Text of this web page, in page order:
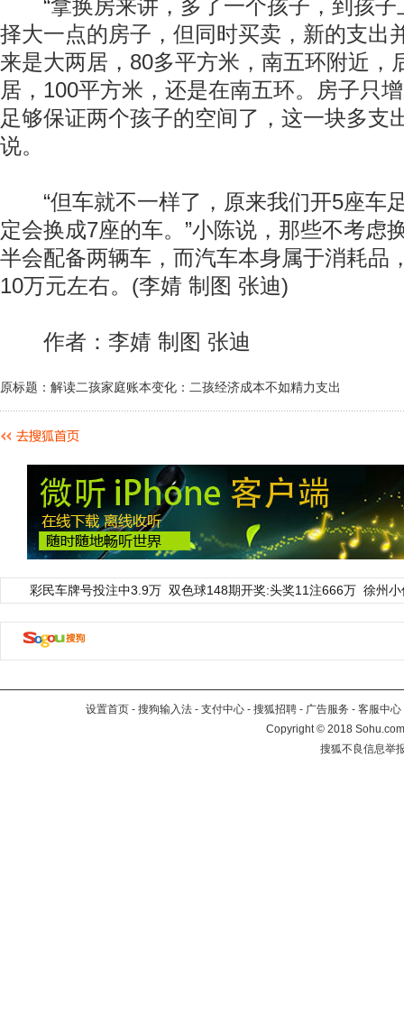
“拿换房来讲，多了一个孩子，到孩子
择大一点的房子，但同时买卖，新的支出
来是大两居，80多平方米，南五环附近，
居，100平方米，还是在南五环。房子只
足够保证两个孩子的空间了，这一块多支
说。
“但车就不一样了，原来我们开5座车
定会换成7座的车。”小陈说，那些不考虑
半会配备两辆车，而汽车本身属于消耗品
10万元左右。(李婧 制图 张迪)
作者：李婧 制图 张迪
原标题：解读二孩家庭账本变化：二孩经济成本不如精力支出
彩民车牌号投注中3.9万 双色球148期开奖:头奖11注666万 徐州
设置首页 - 搜狗输入法 - 支付中心 - 搜狐招聘 - 广告服务 - 客服中心
Copyright©2018
搜狐不良信息举